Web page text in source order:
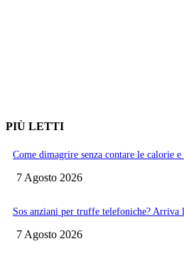
PIÙ LETTI
Come dimagrire senza contare le calorie
7 Agosto 2026
Sos anziani per truffe telefoniche? Arriva
7 Agosto 2026